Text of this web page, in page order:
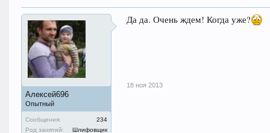
Алексей696
Опытный
Сообщения:
234
Род занятий:
Шлифовщик
Да да. Очень ждем! Когда уже?
18 ноя 2013